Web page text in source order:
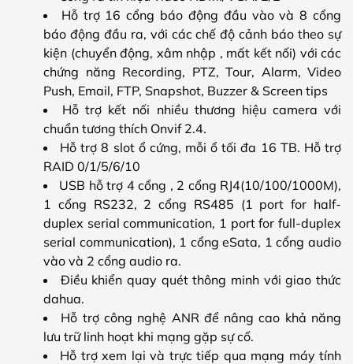
Hỗ trợ 16 cổng báo động đầu vào và 8 cổng
báo động đầu ra, với các chế độ cảnh báo theo sự
kiện (chuyển động, xâm nhập , mất kết nối) với các
chứng năng Recording, PTZ, Tour, Alarm, Video
Push, Email, FTP, Snapshot, Buzzer & Screen tips
Hỗ trợ kết nối nhiều thương hiệu camera với
chuẩn tương thích Onvif 2.4.
Hỗ trợ 8 slot ổ cứng, mỗi ổ tối đa 16 TB. Hỗ trợ
RAID 0/1/5/6/10
USB hỗ trợ 4 cổng , 2 cổng RJ4(10/100/1000M),
1 cổng RS232, 2 cổng RS485 (1 port for half-
duplex serial communication, 1 port for full-duplex
serial communication), 1 cổng eSata, 1 cổng audio
vào và 2 cổng audio ra.
Điều khiển quay quét thông minh với giao thức
dahua.
Hỗ trợ công nghệ ANR để nâng cao khả năng
lưu trữ linh hoạt khi mạng gặp sự cố.
Hỗ trợ xem lại và trực tiếp qua mạng máy tính